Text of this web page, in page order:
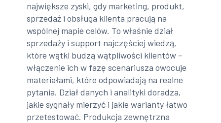
największe zyski, gdy marketing, produkt,
sprzedaż i obsługa klienta pracują na
wspólnej mapie celów. To właśnie dział
sprzedaży i support najczęściej wiedzą,
które wątki budzą wątpliwości klientów –
włączenie ich w fazę scenariusza owocuje
materiałami, które odpowiadają na realne
pytania. Dział danych i analityki doradza,
jakie sygnały mierzyć i jakie warianty łatwo
przetestować. Produkcja zewnętrzna